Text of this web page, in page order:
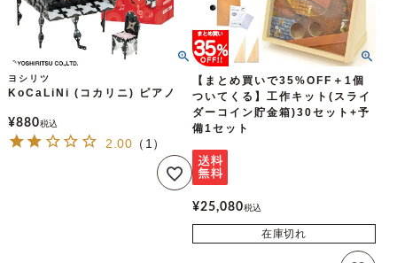
ヨシリツ
KoCaLiNi (コカリニ) ピアノ
¥880税込
2.00 （ 1 ）
【まとめ買いで35%OFF＋1個
ついてくる】工作キット(スライ
ダーコイン貯金箱)30セット+予
備1セット
¥25,080税込
在庫切れ